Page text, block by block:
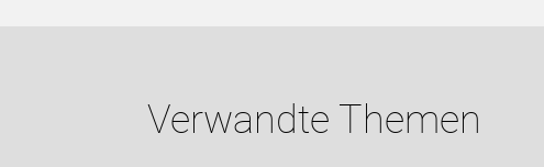
Verwandte Themen